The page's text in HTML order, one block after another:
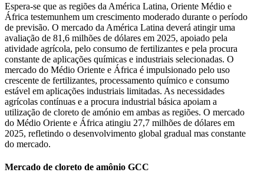
Espera-se que as regiões da América Latina, Oriente Médio e
África testemunhem um crescimento moderado durante o período
de previsão. O mercado da América Latina deverá atingir uma
avaliação de 81,6 milhões de dólares em 2025, apoiado pela
atividade agrícola, pelo consumo de fertilizantes e pela procura
constante de aplicações químicas e industriais selecionadas. O
mercado do Médio Oriente e África é impulsionado pelo uso
crescente de fertilizantes, processamento químico e consumo
estável em aplicações industriais limitadas. As necessidades
agrícolas contínuas e a procura industrial básica apoiam a
utilização de cloreto de amónio em ambas as regiões. O mercado
do Médio Oriente e África atingiu 27,7 milhões de dólares em
2025, refletindo o desenvolvimento global gradual mas constante
do mercado.
Mercado de cloreto de amônio GCC